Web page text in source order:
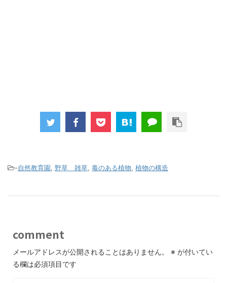
-自然教育園, 野草 雑草, 毒のある植物, 植物の構造
comment
メールアドレスが公開されることはありません。 ※ が付いてい
る欄は必須項目です